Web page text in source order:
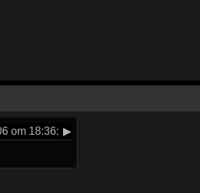
om 18:36: ▶